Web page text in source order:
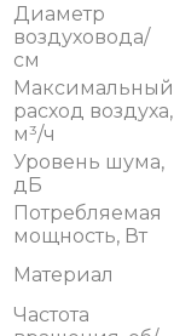
Диаметр
воздуховода/
см
Максимальный
расход воздуха,
м³/ч
Уровень шума,
дБ
Потребляемая
мощность, Вт
Материал
Частота